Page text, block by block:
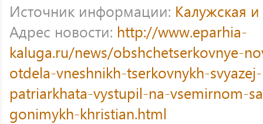
Источник информации: Калужская
Адрес новости: http://www.eparhia-
kaluga.ru/news/obshchetserkovnye-
otdela-vneshnikh-tserkovnykh-
patriarkhata-vystupil-na-vsemirnom-
gonimykh-khristian.html